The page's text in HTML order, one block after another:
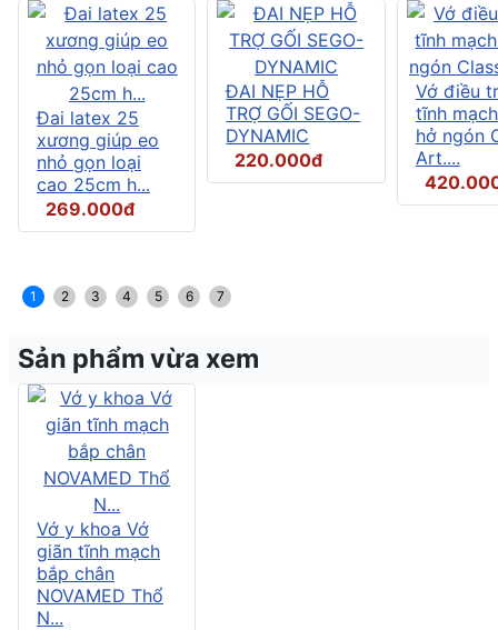
Đai latex 25
xương giúp eo
nhỏ gọn loại
cao 25cm h...
269.000đ
ĐAI NẸP HỖ
TRỢ GỐI SEGO-
DYNAMIC
220.000đ
Vớ điều
tĩnh
hở ngón
Art....
1 2 3 4 5 6 7
Sản phẩm vừa xem
Vớ y khoa Vớ
giãn tĩnh mạch
bắp chân
NOVAMED Thổ
N...